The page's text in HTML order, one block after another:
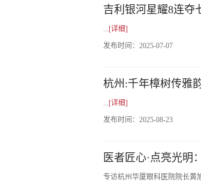
吉利银河星耀8连夺
...[详细]
发布时间： 2025-07-07
杭州:千年樟树传雅
...[详细]
发布时间： 2025-08-23
医者匠心·点亮光明
专访杭州华厦眼科医院院长黄